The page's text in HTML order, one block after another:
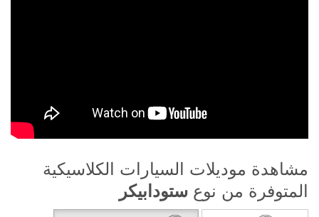
مشاهدة موديلات السيارات الكلاسيكية
المتوفرة من نوع ستودابيكر